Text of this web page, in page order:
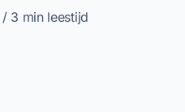
/ 3 min leestijd